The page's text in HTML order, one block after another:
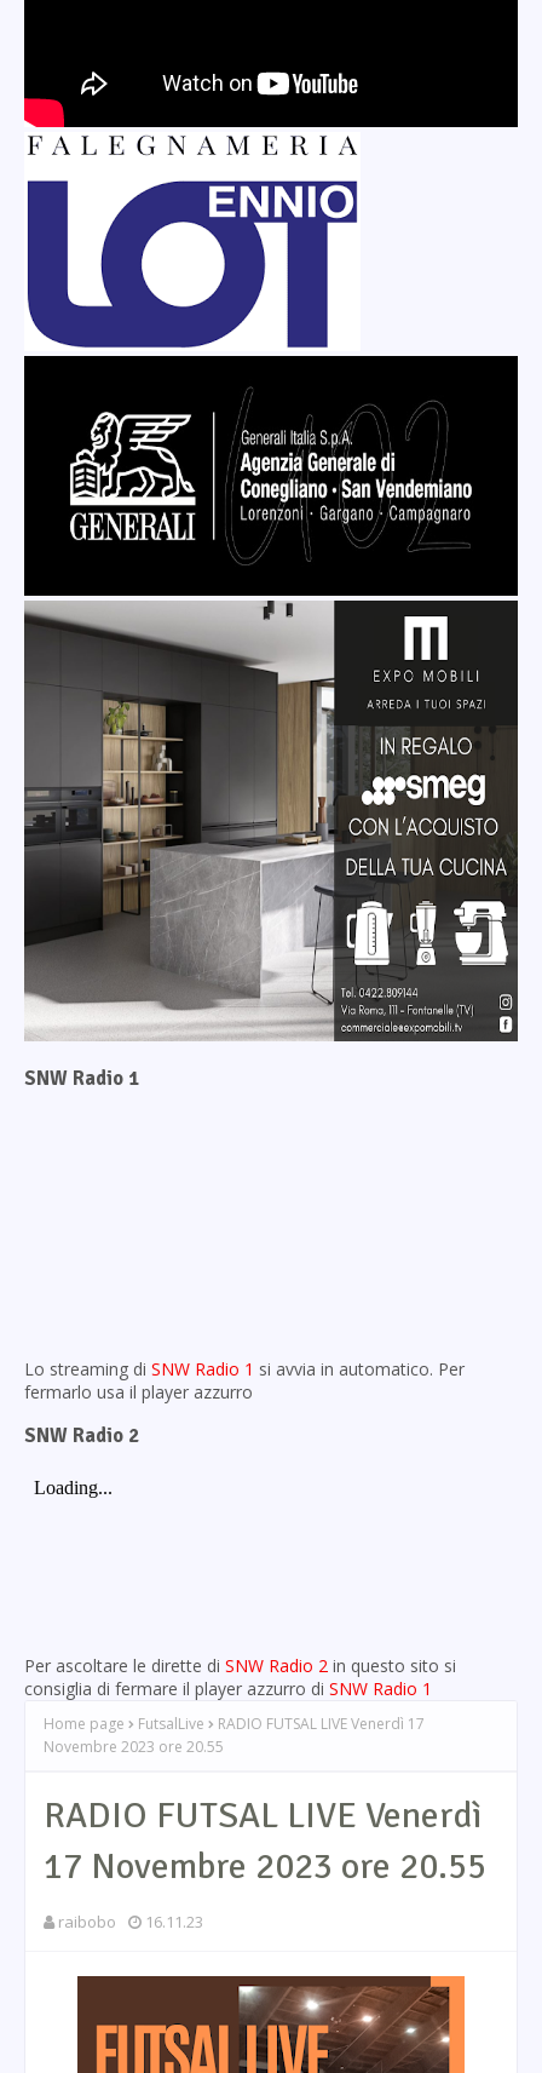
SNW Radio 1
Lo streaming di SNW Radio 1 si avvia in automatico. Per
fermarlo usa il player azzurro
SNW Radio 2
Per ascoltare le dirette di SNW Radio 2 in questo sito si
consiglia di fermare il player azzurro di SNW Radio 1
Home page FutsalLive
RADIO FUTSAL LIVE Venerdì 17
Novembre 2023 ore 20.55
RADIO FUTSAL LIVE Venerdì
17 Novembre 2023 ore 20.55
raibobo 16.11.23